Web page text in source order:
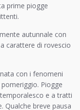
prime piogge
autunnale con
carattere di rovescio
con i fenomeni
Piogge
e a tratti
Qualche breve pausa